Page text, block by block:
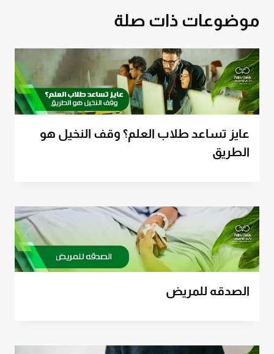
موضوعات ذات صلة
عايز تساعد طلاب العلم؟ وقف النخيل هو
الطريق
الصدقه للمريض